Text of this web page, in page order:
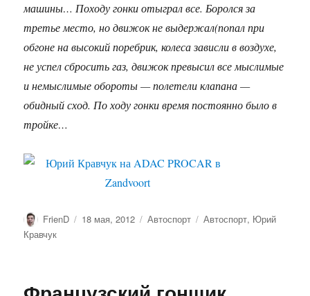
машины… Походу гонки отыграл все. Боролся за
третье место, но движок не выдержал(попал при
обгоне на высокий поребрик, колеса зависли в воздухе,
не успел сбросить газ, движок превысил все мыслимые
и немыслимые обороты — полетели клапана —
обидный сход. По ходу гонки время постоянно было в
тройке…
Автор
FrienD Опубликовано
18 мая, 2012 Рубрики
Автоспорт Метки
Автоспорт, Юрий
Кравчук